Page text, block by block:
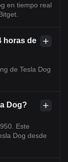
en tiempo real
horas de
de Tesla Dog
Dog?
Este
Dog desde